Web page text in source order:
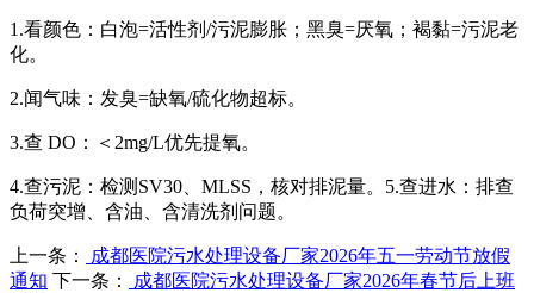
1.看颜色：白泡=活性剂/污泥膨胀；黑臭=厌氧；褐黏=污泥老
化。
2.闻气味：发臭=缺氧/硫化物超标。
3.查 DO：＜2mg/L优先提氧。
4.查污泥：检测SV30、MLSS，核对排泥量。5.查进水：排查
负荷突增、含油、含清洗剂问题。
上一条：
成都医院污水处理设备厂家2026年五一劳动节放假
通知 下一条：
成都医院污水处理设备厂家2026年春节后上班